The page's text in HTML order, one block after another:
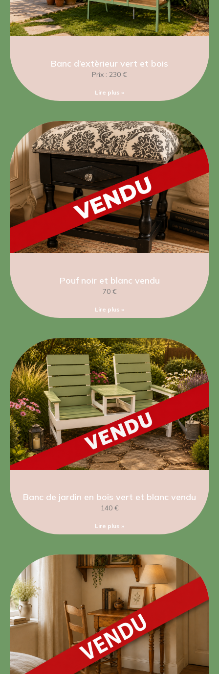
Banc d’extèrieur vert et bois
Prix : 230 €
Lire plus »
Pouf noir et blanc vendu
70 €
Lire plus »
Banc de jardin en bois vert et blanc vendu
140 €
Lire plus »